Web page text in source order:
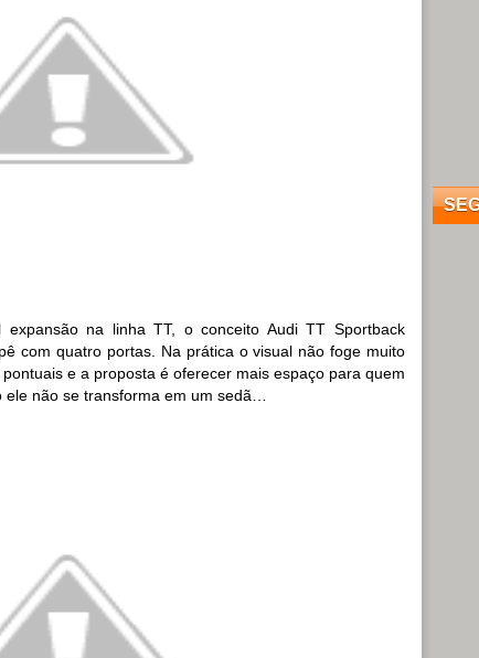
expansão na linha TT, o conceito Audi TT Sportback
com quatro portas. Na prática o visual não foge muito
e a proposta é oferecer mais espaço para quem
não se transforma em um sedã…